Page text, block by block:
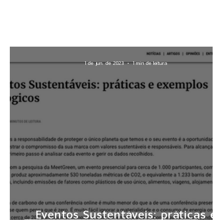
Eventos Sustentáveis: práticas e
1 de jun. de 2023 1 min de leitura